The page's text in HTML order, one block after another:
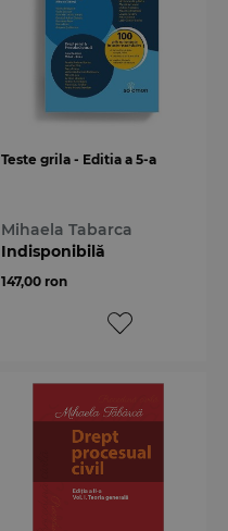
Teste grila - Editia a 5-a
Mihaela Tabarca
Indisponibilă
147,00 ron